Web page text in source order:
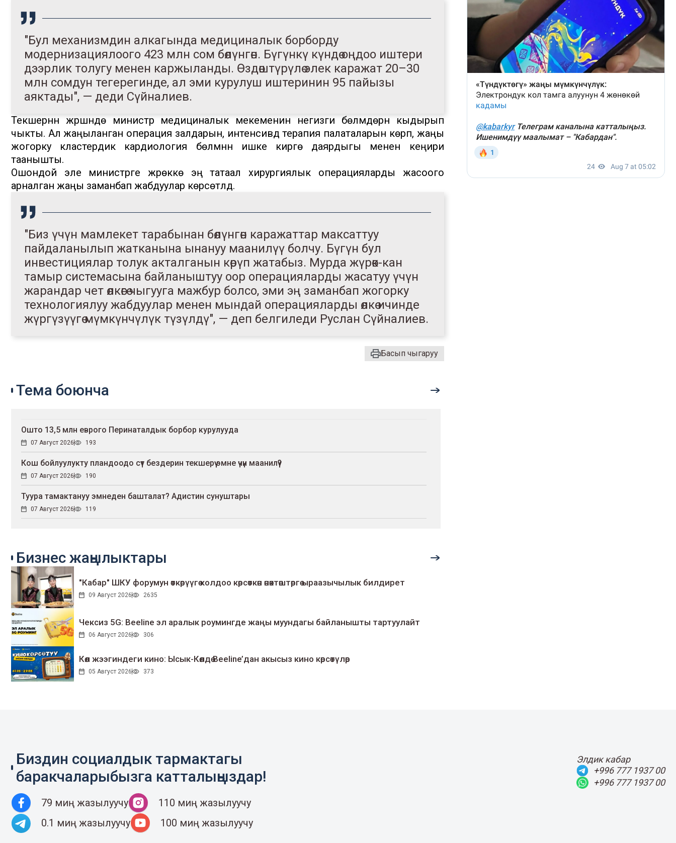
"Бул механизмдин алкагында медициналык борборду
модернизациялоого 423 млн сом бөлүнгөн. Бүгүнкү күндө оңдоо иштери
дээрлик толугу менен каржыланды. Өздөштүрүлө элек каражат 20–30
млн сомдун тегерегинде, ал эми курулуш иштеринин 95 пайызы
аяктады", — деди Сүйналиев.
Текшерүүнүн жүрүшүндө министр медициналык мекеменин негизги бөлүмдөрүн кыдырып
чыкты. Ал жаңыланган операция залдарын, интенсивдүү терапия палаталарын көрүп, жаңы
жогорку кластердик кардиология бөлүмүнүн ишке кирүүгө даярдыгы менен кеңири
таанышты.
Ошондой эле министрге жүрөккө эң татаал хирургиялык операцияларды жасоого
арналган жаңы заманбап жабдуулар көрсөтүлдү.
"Биз үчүн мамлекет тарабынан бөлүнгөн каражаттар максаттуу
пайдаланылып жатканына ынануу маанилүү болчу. Бүгүн бул
инвестициялар толук акталганын көрүп жатабыз. Мурда жүрөк-кан
тамыр системасына байланыштуу оор операцияларды жасатуу үчүн
жарандар чет өлкөгө чыгууга мажбур болсо, эми эң заманбап жогорку
технологиялуу жабдуулар менен мындай операцияларды өлкө ичинде
жүргүзүүгө мүмкүнчүлүк түзүлдү", — деп белгиледи Руслан Сүйналиев.
Басып чыгаруу
Тема боюнча
Ошто 13,5 млн еврого Перинаталдык борбор курулууда
07 Август 2026 193
Кош бойлуулукту пландоодо сүт бездерин текшерүү эмне үчүн маанилүү?
07 Август 2026 190
Туура тамактануу эмнеден башталат? Адистин сунуштары
07 Август 2026 119
Бизнес жаңылыктары
"Кабар" ШКУ форумун өткөрүүгө колдоо көрсөткөн өнөктөштөргө ыраазычылык билдирет
09 Август 2026 2635
Чексиз 5G: Beeline эл аралык роумингде жаңы муундагы байланышты тартуулайт
06 Август 2026 306
Көл жээгиндеги кино: Ысык-Көлдө Beeline’дан акысыз кино көрсөтүлөр
05 Август 2026 373
Биздин социалдык тармактагы
баракчаларыбызга катталыңыздар!
79 миң жазылуучу
110 миң жазылуучу
0.1 миң жазылуучу
100 миң жазылуучу
Элдик кабар
+996 777 1937 00
+996 777 1937 00